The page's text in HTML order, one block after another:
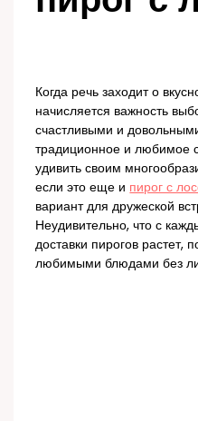
Когда речь заходит о
начисляется важность
счастливыми и
традиционное и любимое
удивить своим
если это еще и пирог с
вариант для дружеской
Неудивительно, что с
доставки пирогов растет,
любимыми блюдами без